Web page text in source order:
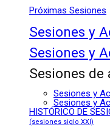
Próximas Sesiones
Sesiones y
Sesiones y
Sesiones de
Sesiones y
Sesiones y
HISTÓRICO DE
(sesiones siglo XXI)